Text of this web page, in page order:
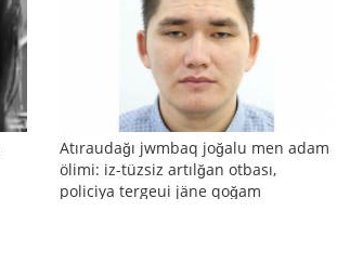
Atıraudağı jwmbaq joğalu men adam
ölimi: iz-tüzsiz artılğan otbası,
policiya tergeui jäne qoğam